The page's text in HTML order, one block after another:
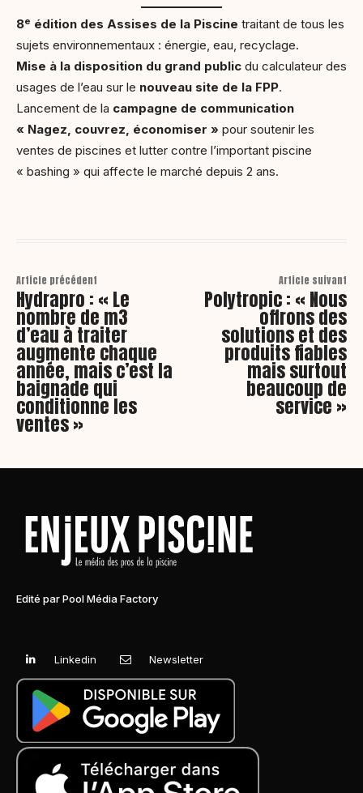
8e édition des Assises de la Piscine traitant de tous les
sujets environnementaux : énergie, eau, recyclage.
Mise à la disposition du grand public du calculateur des
usages de l’eau sur le nouveau site de la FPP.
Lancement de la campagne de communication
« Nagez, couvrez, économiser » pour soutenir les
ventes de piscines et lutter contre l’important piscine
« bashing » qui affecte le marché depuis 2 ans.
Article précédent
Hydrapro : « Le
nombre de m3
d’eau à traiter
augmente chaque
année, mais c’est la
baignade qui
conditionne les
ventes »
Article suivant
Polytropic : « Nous
offrons des
solutions et des
produits fiables
mais surtout
beaucoup de
service »
Edité par Pool Média Factory
Linkedin Newsletter